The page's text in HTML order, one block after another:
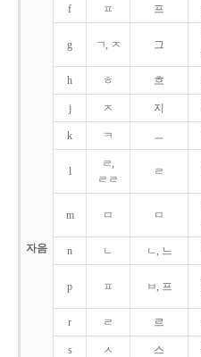
자음
f ㅍ 프
g ㄱ, ㅈ 그
h ㅎ 흐
j ㅈ 지
k ㅋ ㅡ
l
ㄹ,
ㄹㄹ
ㄹ
m ㅁ ㅁ
n ㄴ ㄴ, 느
p ㅍ ㅂ, 프
r ㄹ 르
s ㅅ 스